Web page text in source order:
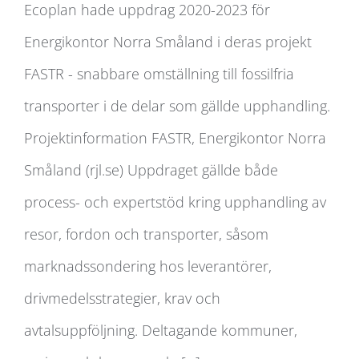
FASTR – snabbare omställning till
fossilfria transporter
Ecoplan hade uppdrag 2020-2023 för
Energikontor Norra Småland i deras projekt
FASTR - snabbare omställning till fossilfria
transporter i de delar som gällde upphandling.
Projektinformation FASTR, Energikontor Norra
Småland (rjl.se) Uppdraget gällde både
process- och expertstöd kring upphandling av
resor, fordon och transporter, såsom
marknadssondering hos leverantörer,
drivmedelsstrategier, krav och
avtalsuppföljning. Deltagande kommuner,